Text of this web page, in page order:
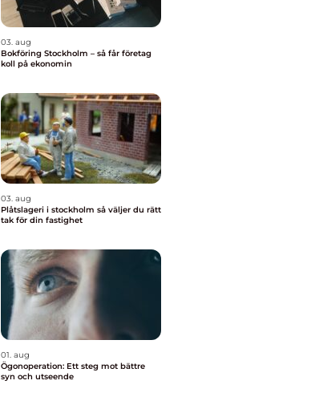
03. aug
Bokföring Stockholm – så får företag
koll på ekonomin
03. aug
Plåtslageri i stockholm så väljer du rätt
tak för din fastighet
01. aug
Ögonoperation: Ett steg mot bättre
syn och utseende